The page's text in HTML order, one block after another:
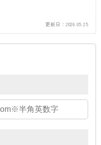
更新日： 2026.05.25